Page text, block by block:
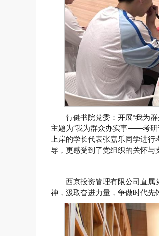
行健书院党委：开展“我为
主题为“我为群众办实事——考研
上岸的学长代表张嘉乐同学进
导，更感受到了党组织的关怀与
西京投资管理有限公司直属
神，汲取奋进力量，争做时代先